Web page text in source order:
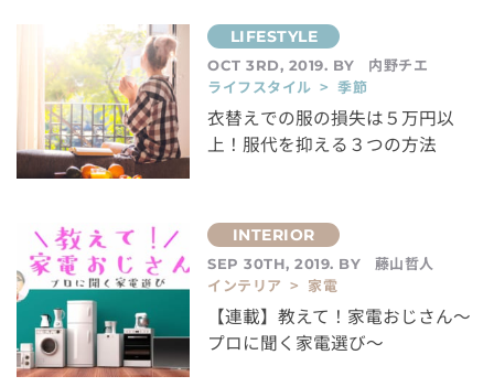
OCT 3RD, 2019. BY
内野チエ
ライフスタイル > 季節
衣替えでの服の損失は５万円以
上！服代を抑える３つの方法
SEP 30TH, 2019. BY
藤山哲人
インテリア > 家電
【連載】教えて！家電おじさん〜
プロに聞く家電選び〜